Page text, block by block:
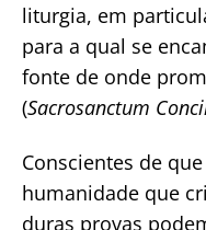
liturgia, em
para a qual se
fonte de onde
(Sacrosanctum
Conscientes de
humanidade que
duras provas